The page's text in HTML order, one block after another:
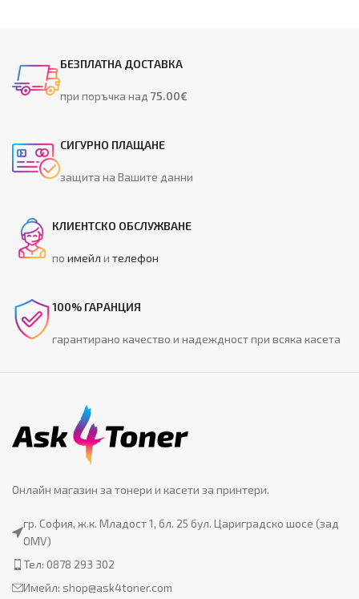
БЕЗПЛАТНА ДОСТАВКА
при поръчка над75.00€
СИГУРНО ПЛАЩАНЕ
защита на Вашите данни
КЛИЕНТСКО ОБСЛУЖВАНЕ
поимейл ителефон
100% ГАРАНЦИЯ
гарантирано качество и надеждност при всяка касета
Онлайн магазин за тонери и касети за принтери.
гр. София, ж.к. Младост 1, бл. 25 бул. Цариградско шосе (зад
OMV)
Тел: 0878 293 302
Имейл: shop@ask4toner.com